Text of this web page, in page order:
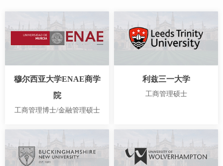
穆尔西亚大学ENAE商学
院
工商管理博士/金融管理硕士
利兹三一大学
工商管理硕士